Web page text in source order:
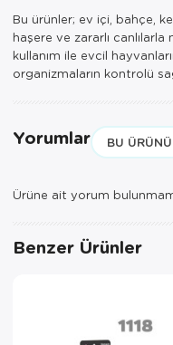
Bu ürünler; ev içi, bahçe,
haşere ve zararlı canlılarla
kullanım ile evcil
organizmaların kontrolü
Yorumlar BU
Ürüne ait yorum
Benzer Ürünler